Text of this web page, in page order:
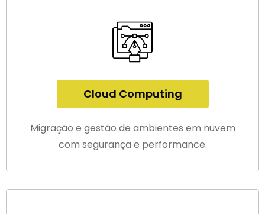
Cloud Computing
Migração e gestão de ambientes em nuvem
com segurança e performance.